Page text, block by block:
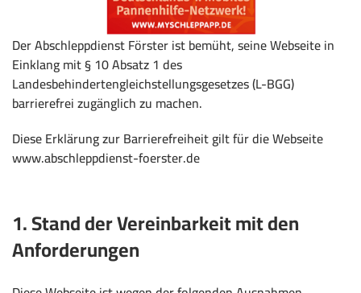
Der Abschleppdienst Förster ist bemüht, seine Webseite in
Einklang mit § 10 Absatz 1 des
Landesbehindertengleichstellungsgesetzes (L-BGG)
barrierefrei zugänglich zu machen.
Diese Erklärung zur Barrierefreiheit gilt für die Webseite
www.abschleppdienst-foerster.de
1. Stand der Vereinbarkeit mit den
Anforderungen